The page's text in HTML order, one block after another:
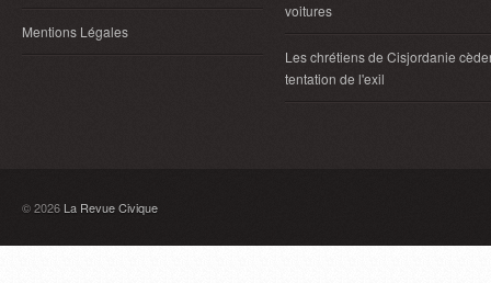
Mentions Légales
voitures
Les chrétiens de Cisjordanie
tentation de l'exil
© 2026 La Revue Civique